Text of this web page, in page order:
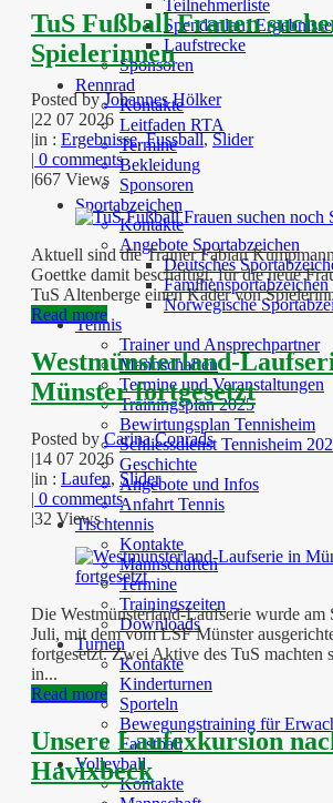
Teilnehmerliste
Spendenlauf Ergebnisse
Laufstrecke
Sponsoren
Rennrad
Kontakte
Leitfaden RTA
Termine
Bekleidung
Sponsoren
Sportabzeichen
Kontakte
Angebote Sportabzeichen
Deutsches
Familiensportabzeichen
Norwegische
Tennis
Trainer und Ansprechpartner
Mannschaften
Termine und Veranstaltungen
Trainingsplan 2025
Bewirtungsplan Tennisheim
Schliessdienst Tennisheim
Geschichte
Angebote und Infos
Anfahrt Tennis
Tischtennis
Kontakte
Mannschaften
Termine
Trainingszeiten
Downloads
Turnen
Kontakte
Kinderturnen
Sporteln
Bewegungstraining für
Faustball
Volleyball
Kontakte
TuS Fußball Frauen
Spielerinnen
Posted byJohannes Hölker
22 07 2026
in : Ergebnisse,Fussball, Slider
0 comments
667 Views
Aktuell sind die Trainer Fabian
Goettke damit beschäftigt, für die neue
TuS Altenberge einen Kader von
Read more
Westmünsterland-
Münster fortgesetzt
Posted byCarina Conrads
|14 07 2026
|in : Laufen, Slider
| 0 comments
|32 Views
Die Westmünsterland-Laufserie wurde am
Juli, mit dem vom LSF Münster
fortgesetzt. Zwei Aktive des TuS machten
in...
Read more
Unsere Laufexkursion
Havixbeck